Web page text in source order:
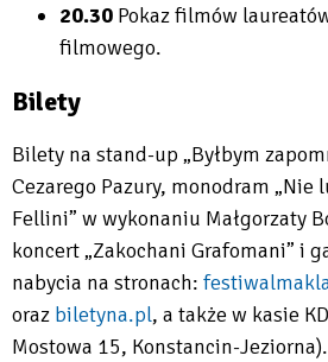
20.30 Pokaz filmów
filmowego.
Bilety
Bilety na stand-up „Byłbym
Cezarego Pazury, monodram „Nie
Fellini” w wykonaniu Małgorzaty
koncert „Zakochani Grafomani” i
nabycia na stronach:
Will
open
Will
open
oraz biletyna.pl
Will
, a także w kasie
Mostowa 15, Konstancin-Jeziorna).